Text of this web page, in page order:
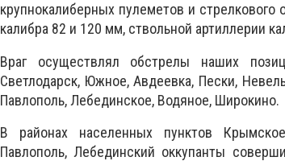
крупнокалиберных пулеметов и
калибра 82 и 120 мм, ствольной артиллерии
Враг осуществлял обстрелы наших
Светлодарск, Южное, Авдеевка, Пески,
Павлополь, Лебединское, Водяное, Широкино.
В районах населенных пунктов
Павлополь, Лебединский оккупанты